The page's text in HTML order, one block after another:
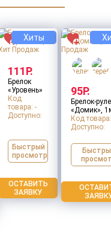
Хиты
111Р.
Брелок
«Уровень»
Код
товара: -
Доступно:
Быстрый
просмотр
ОСТАВИТЬ
ЗАЯВКУ
95Р.
Брелок-
«Домик»,
Код
Доступно: